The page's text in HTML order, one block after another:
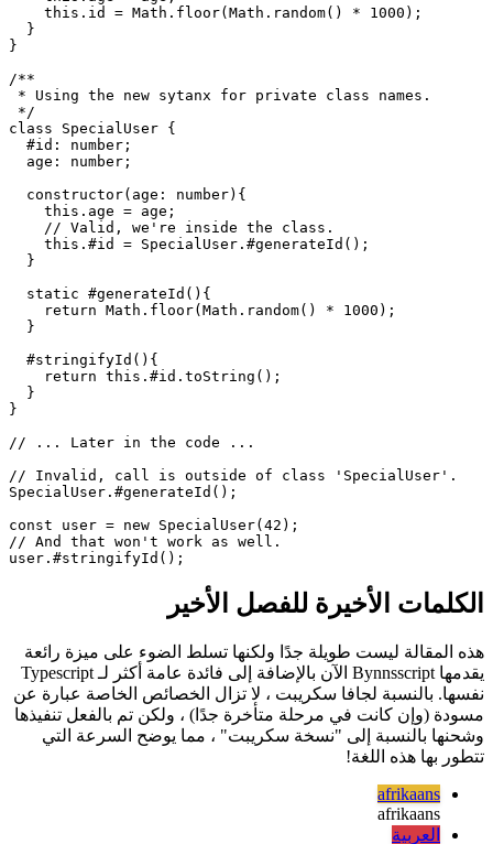
  age: number;
  constructor(age: number){
    this.id = Math.floor(Math.random() * 1000);
  }
/**
* Using the new sytanx for private class names.
class SpecialUser {
  #id: number;
  age: number;
  constructor(age: number){
    // Valid, we're inside the class.
    this.#id = SpecialUser.#generateId();
  }
  static #generateId(){
    return Math.floor(Math.random() * 1000);
  }
    return this.#id.toString();
  }
}
// ... Later in the code ...
// Invalid, call is outside of class 'SpecialUser'.
SpecialUser.#generateId();
const user = new SpecialUser(42);
// And that won't work as well.
الكلمات الأخيرة للفصل الأخير
هذه المقالة ليست طويلة جدًا ولكنها تسلط الضوء على ميزة رائعة
يقدمها Bynnsscript الآن بالإضافة إلى فائدة عامة أكثر لـ Typescript
نفسها. بالنسبة لجافا سكريبت ، لا تزال الخصائص الخاصة عبارة عن
وشحنها بالنسبة إلى "نسخة سكريبت" ، مما يوضح السرعة التي
تتطور بها هذه اللغة!